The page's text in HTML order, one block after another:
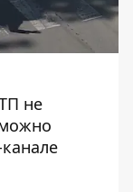
не